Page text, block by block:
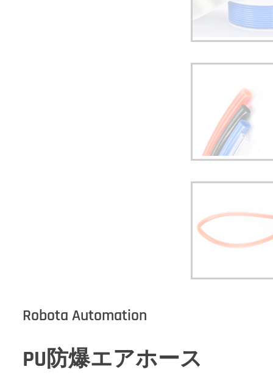
Robota Automation
PU防爆エアホース